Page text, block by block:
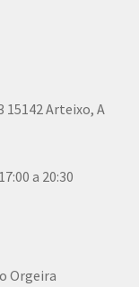
15142 Arteixo, A
a 20:30
Orgeira